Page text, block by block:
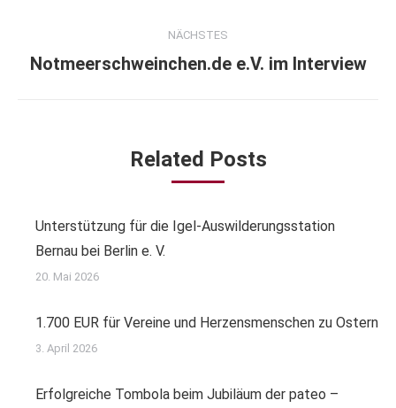
NÄCHSTES
Nächster
Notmeerschweinchen.de e.V. im Interview
Related Posts
Unterstützung für die Igel-Auswilderungsstation
Bernau bei Berlin e. V.
20. Mai 2026
1.700 EUR für Vereine und Herzensmenschen zu Ostern
3. April 2026
Erfolgreiche Tombola beim Jubiläum der pateo –